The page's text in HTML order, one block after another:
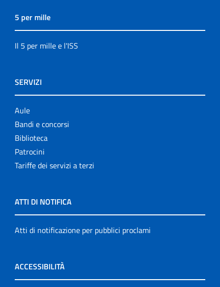
5 per mille
Il 5 per mille e l'ISS
SERVIZI
Aule
Bandi e concorsi
Biblioteca
Patrocini
Tariffe dei servizi a terzi
ATTI DI NOTIFICA
Atti di notificazione per pubblici proclami
ACCESSIBILITÀ